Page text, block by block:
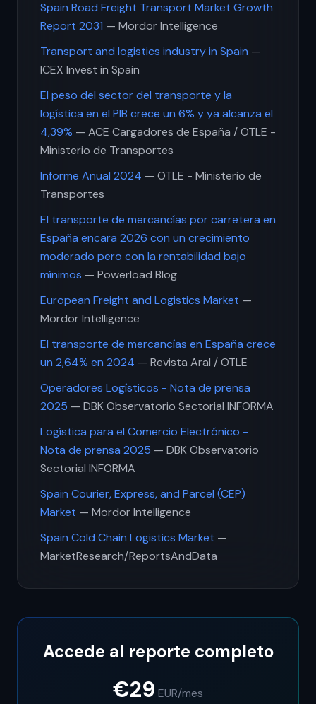
Spain Road Freight Transport Market Growth
Report 2031 — Mordor Intelligence
Transport and logistics industry in Spain —
ICEX Invest in Spain
El peso del sector del transporte y la
logística en el PIB crece un 6% y ya alcanza el
4,39% — ACE Cargadores de España / OTLE -
Ministerio de Transportes
Informe Anual 2024 — OTLE - Ministerio de
Transportes
El transporte de mercancías por carretera en
España encara 2026 con un crecimiento
moderado pero con la rentabilidad bajo
mínimos — Powerload Blog
European Freight and Logistics Market —
Mordor Intelligence
El transporte de mercancías en España crece
un 2,64% en 2024 — Revista Aral / OTLE
Operadores Logísticos - Nota de prensa
2025 — DBK Observatorio Sectorial INFORMA
Logística para el Comercio Electrónico -
Nota de prensa 2025 — DBK Observatorio
Sectorial INFORMA
Spain Courier, Express, and Parcel (CEP)
Market — Mordor Intelligence
Spain Cold Chain Logistics Market —
MarketResearch/ReportsAndData
Accede al reporte completo
€29 EUR/mes